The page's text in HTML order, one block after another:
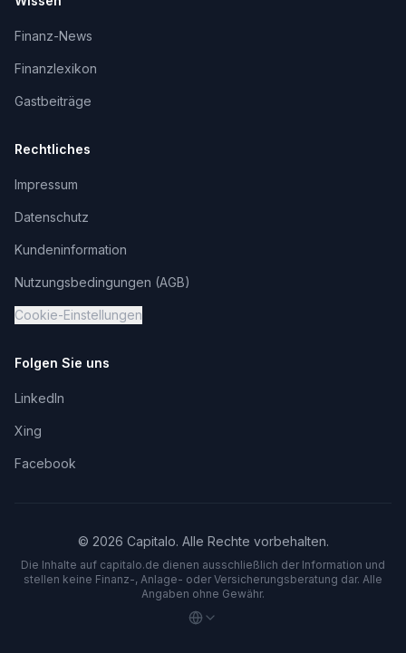
Finanz-News
Finanzlexikon
Gastbeiträge
Rechtliches
Impressum
Datenschutz
Kundeninformation
Nutzungsbedingungen (AGB)
Cookie-Einstellungen
Folgen Sie uns
LinkedIn
Xing
Facebook
© 2026 Capitalo. Alle Rechte vorbehalten.
Die Inhalte auf capitalo.de dienen ausschließlich der Information und
stellen keine Finanz-, Anlage- oder Versicherungsberatung dar. Alle
Angaben ohne Gewähr.